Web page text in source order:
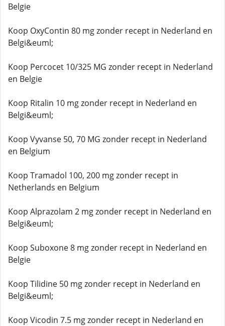
Belgie
Koop OxyContin 80 mg zonder recept in Nederland en
Belgi&euml;
Koop Percocet 10/325 MG zonder recept in Nederland
en Belgie
Koop Ritalin 10 mg zonder recept in Nederland en
Belgi&euml;
Koop Vyvanse 50, 70 MG zonder recept in Nederland
en Belgium
Koop Tramadol 100, 200 mg zonder recept in
Netherlands en Belgium
Koop Alprazolam 2 mg zonder recept in Nederland en
Belgi&euml;
Koop Suboxone 8 mg zonder recept in Nederland en
Belgie
Koop Tilidine 50 mg zonder recept in Nederland en
Belgi&euml;
Koop Vicodin 7.5 mg zonder recept in Nederland en